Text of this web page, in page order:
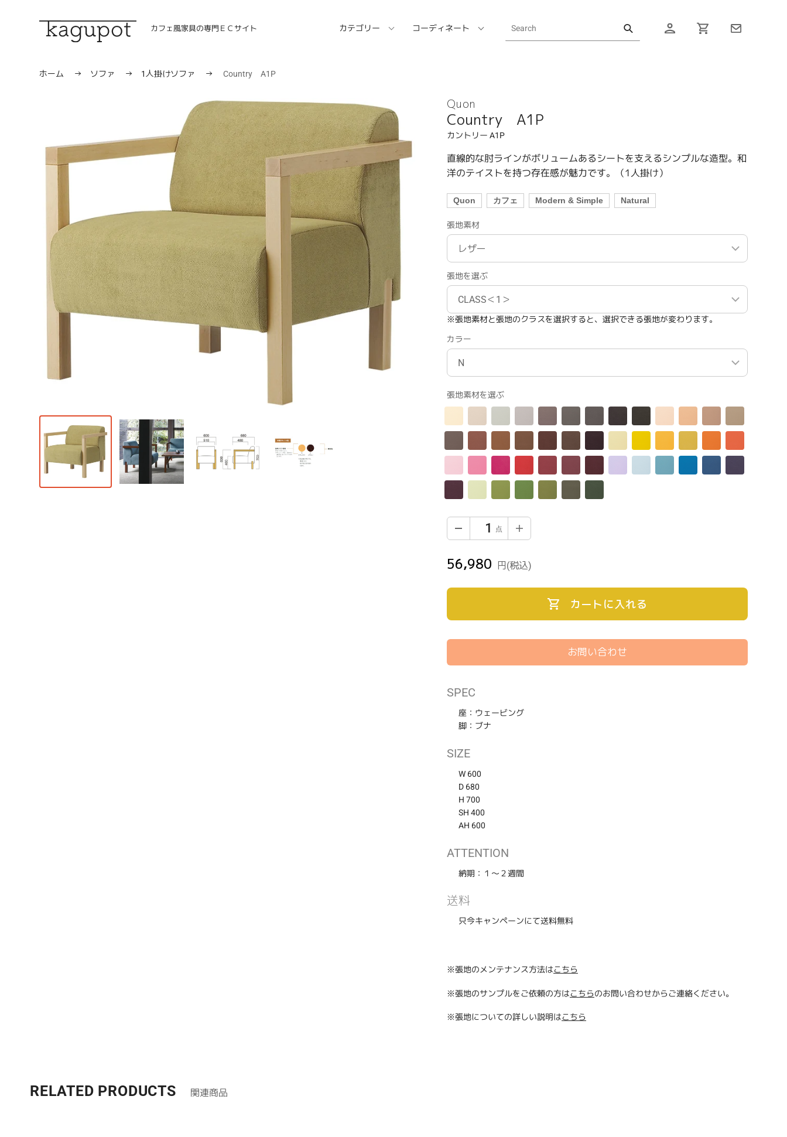
カフェ風家具の専門ＥＣサイト カテゴリー コーディネート
ホーム → ソファ → 1人掛けソファ → Country A1P
Quon
Country A1P
カントリー A1P
直線的な肘ラインがボリュームあるシートを支えるシンプルな造型。和
洋のテイストを持つ存在感が魅力です。（1人掛け）
Quon カフェ Modern & Simple Natural
張地素材
張地を選ぶ
※張地素材と張地のクラスを選択すると、選択できる張地が変わります。
カラー
張地素材を選ぶ
通
価
56,980 円 (税込)
カートに入れる
お問い合わせ
カ
品
SPEC
座：ウェービング
脚：ブナ
SIZE
W 600
D 680
H 700
SH 400
AH 600
ATTENTION
納期：１〜２週間
送料
只今キャンペーンにて送料無料
※張地のメンテナンス方法はこちら
※張地のサンプルをご依頼の方はこちらのお問い合わせからご連絡ください。
※張地についての詳しい説明はこちら
RELATED PRODUCTS 関連商品